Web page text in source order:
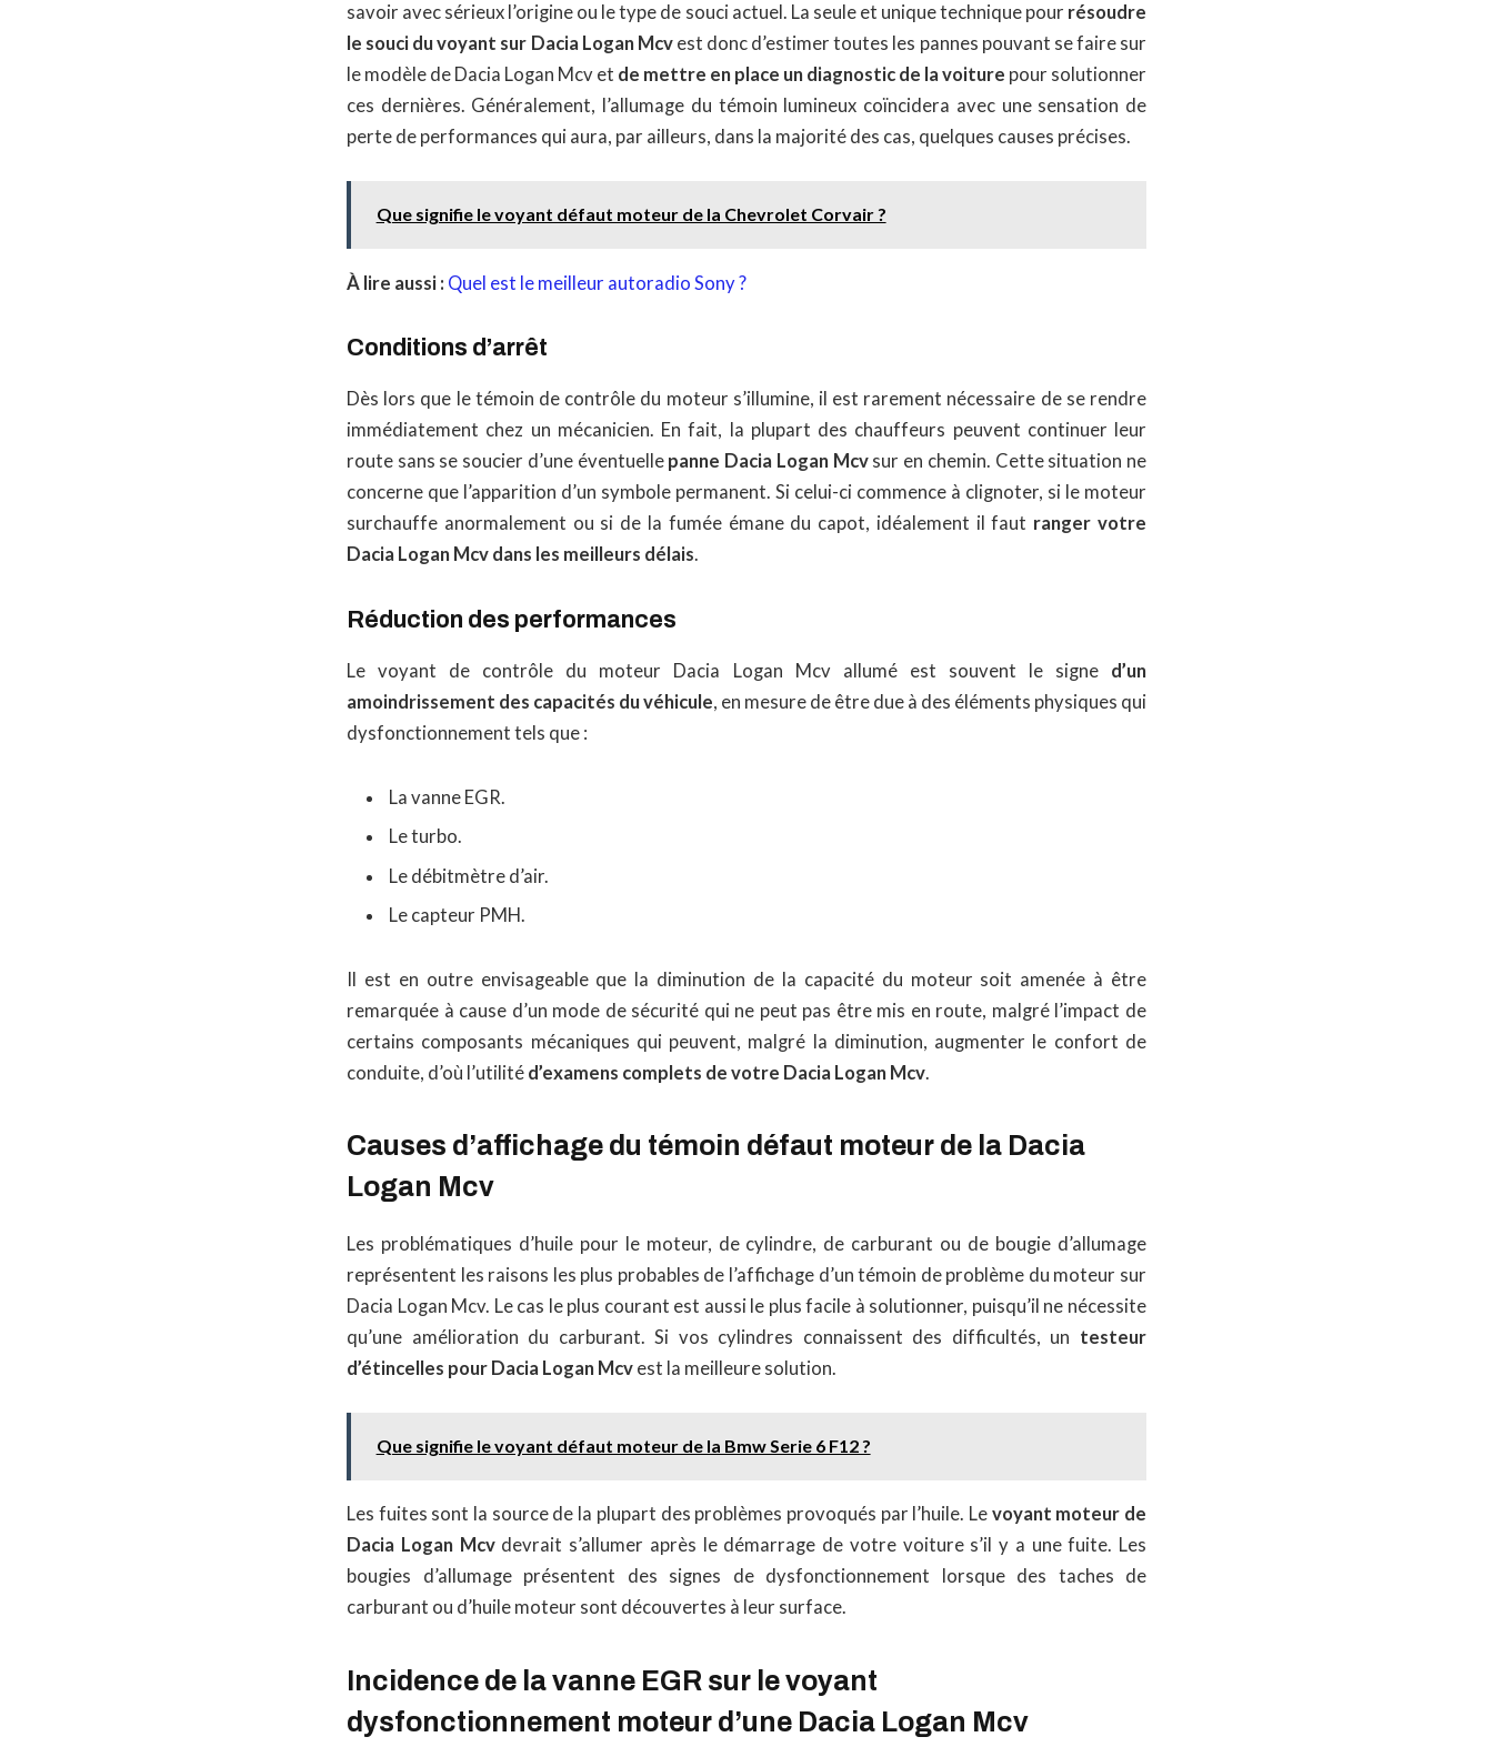
savoir avec sérieux l’origine ou le type de souci actuel. La seule et unique technique pour résoudre
le souci du voyant sur Dacia Logan Mcvest donc d’estimer toutes les pannes pouvant se faire sur
le modèle de Dacia Logan Mcv et de mettre en place un diagnostic de la voiture pour solutionner
ces dernières. Généralement, l’allumage du témoin lumineux coïncidera avec une sensation de
perte de performances qui aura, par ailleurs, dans la majorité des cas, quelques causes précises.
Que signifie le voyant défaut moteur de la Chevrolet Corvair ?
À lire aussi : Quel est le meilleur autoradio Sony ?
Conditions d’arrêt
Dès lors que le témoin de contrôle du moteur s’illumine, il est rarement nécessaire de se rendre
immédiatement chez un mécanicien. En fait, la plupart des chauffeurs peuvent continuer leur
route sans se soucier d’une éventuelle panne Dacia Logan Mcvsur en chemin. Cette situation ne
concerne que l’apparition d’un symbole permanent. Si celui-ci commence à clignoter, si le moteur
surchauffe anormalement ou si de la fumée émane du capot, idéalement il faut ranger votre
Dacia Logan Mcv dans les meilleurs délais.
Réduction des performances
Le voyant de contrôle du moteur Dacia Logan Mcv allumé est souvent le signe d’un
amoindrissement des capacités du véhicule, en mesure de être due à des éléments physiques qui
dysfonctionnement tels que :
La vanne EGR.
Le turbo.
Le débitmètre d’air.
Le capteur PMH.
Il est en outre envisageable que la diminution de la capacité du moteur soit amenée à être
remarquée à cause d’un mode de sécurité qui ne peut pas être mis en route, malgré l’impact de
certains composants mécaniques qui peuvent, malgré la diminution, augmenter le confort de
conduite, d’où l’utilité d’examens complets de votre Dacia Logan Mcv.
Causes d’affichage du témoin défaut moteur de la Dacia
Logan Mcv
Les problématiques d’huile pour le moteur, de cylindre, de carburant ou de bougie d’allumage
représentent les raisons les plus probables de l’affichage d’un témoin de problème du moteur sur
Dacia Logan Mcv. Le cas le plus courant est aussi le plus facile à solutionner, puisqu’il ne nécessite
qu’une amélioration du carburant. Si vos cylindres connaissent des difficultés, un testeur
d’étincelles pour Dacia Logan Mcv est la meilleure solution.
Que signifie le voyant défaut moteur de la Bmw Serie 6 F12 ?
Les fuites sont la source de la plupart des problèmes provoqués par l’huile. Le voyant moteur de
Dacia Logan Mcvdevrait s’allumer après le démarrage de votre voiture s’il y a une fuite. Les
bougies d’allumage présentent des signes de dysfonctionnement lorsque des taches de
carburant ou d’huile moteur sont découvertes à leur surface.
Incidence de la vanne EGR sur le voyant
dysfonctionnement moteur d’une Dacia Logan Mcv